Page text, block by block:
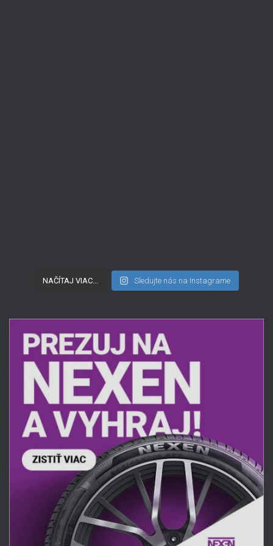
NAČÍTAJ VIAC... Sledujte nás na Instagrame